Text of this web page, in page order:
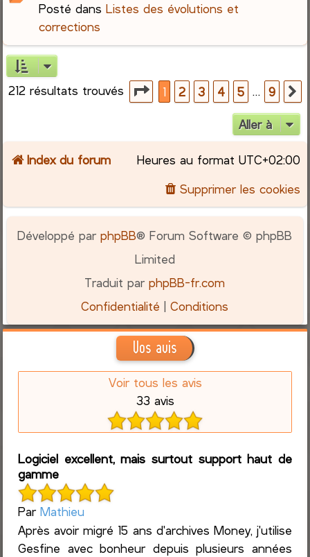
Posté dansListes des évolutions et
corrections
212 résultats trouvés Page1sur
1 2 3 4 5 … 9
Aller à
Index du forum Heures au format UTC+02:00
Supprimer les cookies
Développé parphpBB® Forum Software © phpBB
Limited
Traduit parphpBB-fr.com
Confidentialité |Conditions
Vos avis
Voir tous les avis
33 avis
Logiciel excellent, mais surtout support haut de
gamme
ParMathieu
Après avoir migré 15 ans d'archives Money, j'utilise
Gesfine avec bonheur depuis plusieurs années